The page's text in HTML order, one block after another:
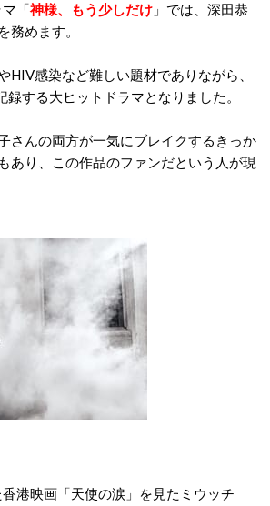
「神様、もう少しだけ 」では、深田恭
務めます。
HIV感染など難しい題材でありながら、
する大ヒットドラマとなりました。
さんの両方が一気にブレイクするきっか
あり、この作品のファンだという人が現
港映画「天使の涙」を見たミウッチ